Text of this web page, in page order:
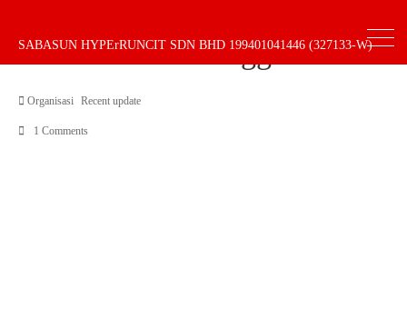
SABASUN HYPErRUNCIT SDN BHD 199401041446 (327133-W)
Kedai Pilihan Pengguna
Organisasi Recent update
1 Comments